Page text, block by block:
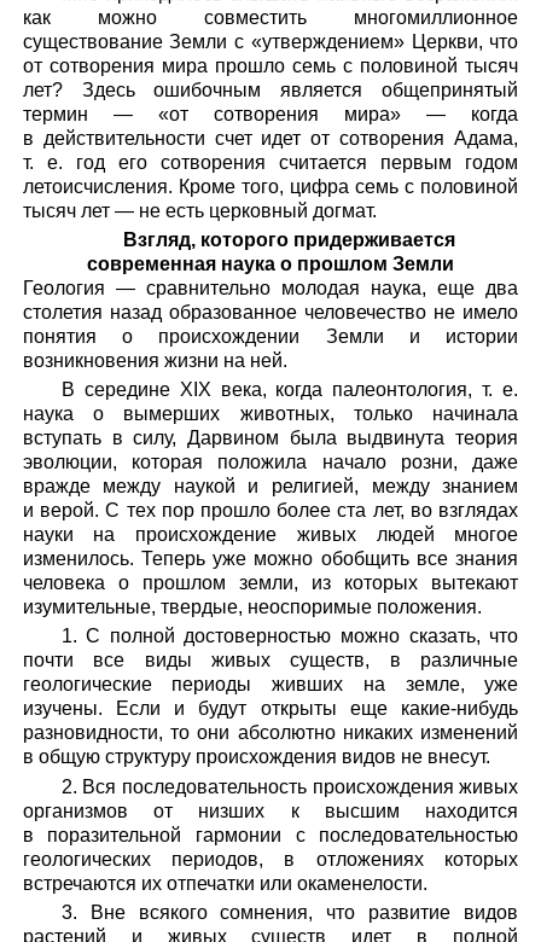
как можно совместить многомиллионное
существование Земли с «утверждением» Церкви, что
от сотворения мира прошло семь с половиной тысяч
лет? Здесь ошибочным является общепринятый
термин — «от сотворения мира» — когда
в действительности счет идет от сотворения Адама,
т. е. год его сотворения считается первым годом
летоисчисления. Кроме того, цифра семь с половиной
тысяч лет — не есть церковный догмат.
Взгляд, которого придерживается
современная наука о прошлом Земли
Геология — сравнительно молодая наука, еще два
столетия назад образованное человечество не имело
понятия о происхождении Земли и истории
возникновения жизни на ней.
В середине XIX века, когда палеонтология, т. е.
наука о вымерших животных, только начинала
вступать в силу, Дарвином была выдвинута теория
эволюции, которая положила начало розни, даже
вражде между наукой и религией, между знанием
и верой. С тех пор прошло более ста лет, во взглядах
науки на происхождение живых людей многое
изменилось. Теперь уже можно обобщить все знания
человека о прошлом земли, из которых вытекают
изумительные, твердые, неоспоримые положения.
1. С полной достоверностью можно сказать, что
почти все виды живых существ, в различные
геологические периоды живших на земле, уже
изучены. Если и будут открыты еще какие-нибудь
разновидности, то они абсолютно никаких изменений
в общую структуру происхождения видов не внесут.
2. Вся последовательность происхождения живых
организмов от низших к высшим находится
в поразительной гармонии с последовательностью
геологических периодов, в отложениях которых
встречаются их отпечатки или окаменелости.
3. Вне всякого сомнения, что развитие видов
растений и живых существ идет в полной